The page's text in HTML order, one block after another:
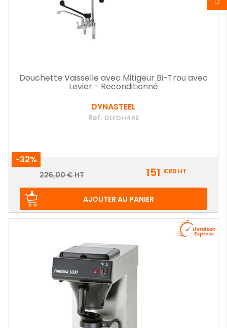
Douchette Vaisselle avec Mitigeur Bi-Trou avec
Levier - Reconditionné
DYNASTEEL
Ref. DLFDH4RE
-32%
Prix
Prix
226,00 € HT 151 €80 HT
AJOUTER AU PANIER